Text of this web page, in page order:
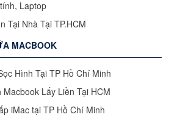
Laptop
Tại Nhà Tại TP.HCM
MACBOOK
Hình Tại TP Hồ Chí Minh
Lấy Liền Tại HCM
iMac tại TP Hồ Chí Minh